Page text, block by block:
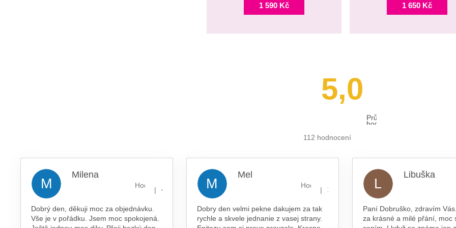
1 590 Kč 1 650 Kč
5,0
Průměrné
hodnocení
112 hodnocení
M
Milena
Hodnocení obchodu je 5 z 5 hvězdiček.
| 4.8.2026
Dobrý den, děkuji moc za objednávku.
Vše je v pořádku. Jsem moc spokojená.
M
Mel
Hodnocení obchodu je 5 z 5 hvězdiček.
| 16.7.2026
Dobry den velmi pekne dakujem za tak
rychle a skvele jednanie z vasej strany.
L
Libuška
Paní Dobruško, zdravím
za krásné a milé přání, moc